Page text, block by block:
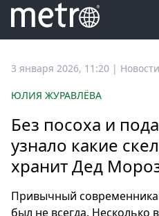
Все
новости
Россия
Мир
Здоровье
Туризм
3 января 2026, 11:20 |
ЮЛИЯ ЖУРАВЛЁВА
Без посоха и
узнало какие
хранит Дед
Привычный
был не всегда. Несколько